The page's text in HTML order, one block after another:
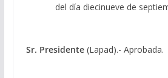
del día diecinueve de
Sr. Presidente (Lapad).- Aprobada.